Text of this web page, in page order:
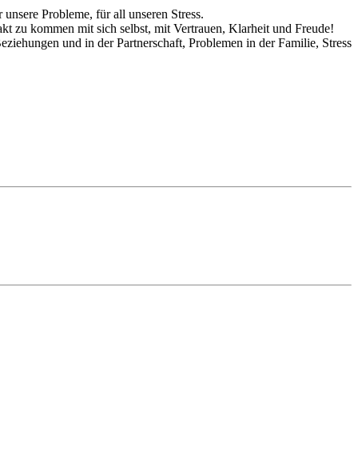
Probleme, für all unseren Stress.
zu kommen mit sich selbst, mit Vertrauen, Klarheit und Freude!
und in der Partnerschaft, Problemen in der Familie, Stress